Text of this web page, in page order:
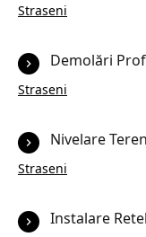
Straseni
Demolări
Straseni
Nivelare
Straseni
Instalare